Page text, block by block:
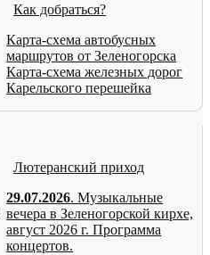
Как добраться?
Карта-схема автобусных
маршрутов от Зеленогорска
Карта-схема железных дорог
Карельского перешейка
Лютеранский приход
29.07.2026. Музыкальные
вечера в Зеленогорской кирхе,
август 2026 г. Программа
концертов.